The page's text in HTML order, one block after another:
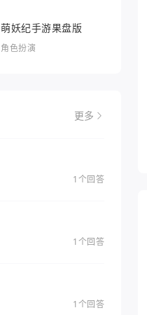
萌妖纪手游果盘版
角色扮演
更多
1个回答
1个回答
1个回答